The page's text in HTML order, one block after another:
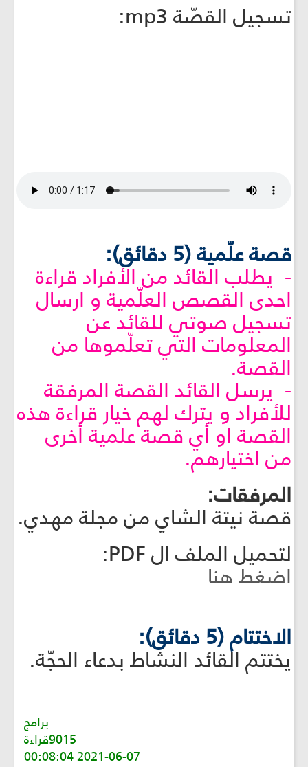
تسجيل القصّة mp3:
قصة علّمية (5 دقائق):
- يطلب القائد من الأفراد قراءة
احدى القصص العلّمية و ارسال
تسجيل صوتي للقائد عن
المعلومات التي تعلّموها من
القصة.
- يرسل القائد القصة المرفقة
للأفراد و يترك لهم خيار قراءة هذه
القصة او أي قصة علمية أخرى
من اختيارهم.
المرفقات:
قصة نيتة الشاي من مجلة مهدي.
لتحميل الملف ال PDF:
اضغط هنا
الاختتام (5 دقائق):
يختتم القائد النشاط بدعاء الحجّة.
برامج
9015قراءة
2021-06-07 00:08:04